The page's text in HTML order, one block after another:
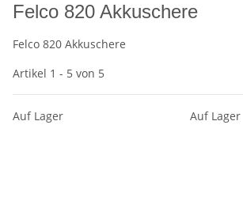
Felco 820 Akkuschere
Felco 820 Akkuschere
Artikel 1 - 5 von 5
Auf Lager Auf Lager